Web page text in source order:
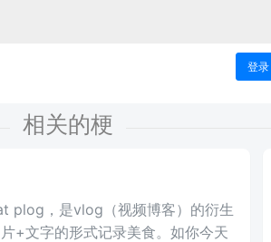
登录
相关的梗
plog，是vlog（视频博客）的衍生
+文字的形式记录美食。如你今天